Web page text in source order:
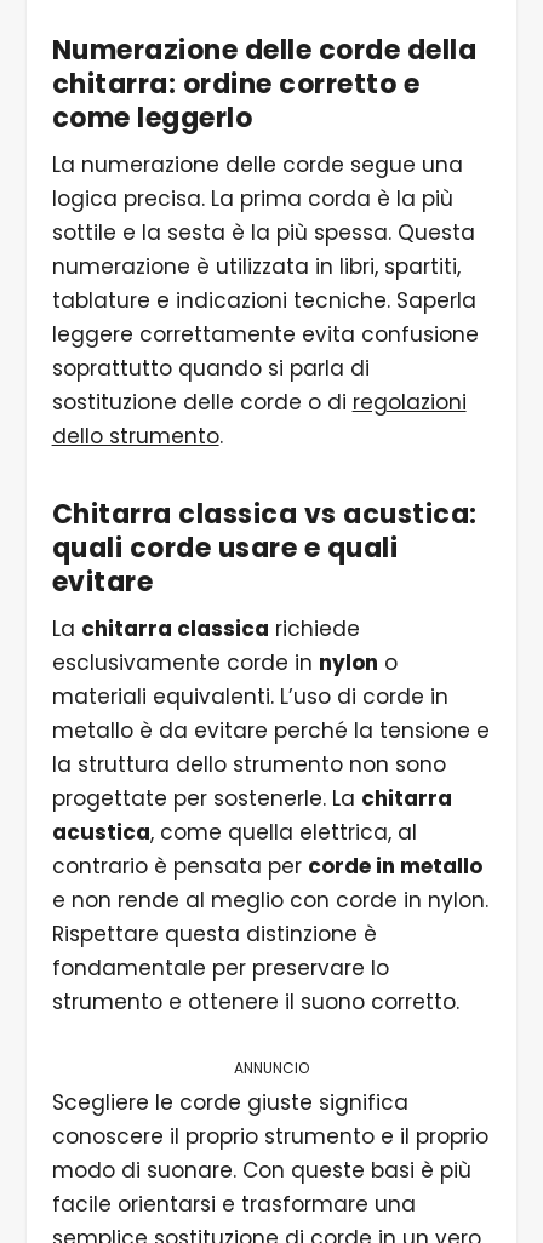
Numerazione delle corde della
chitarra: ordine corretto e
come leggerlo
La numerazione delle corde segue una
logica precisa. La prima corda è la più
sottile e la sesta è la più spessa. Questa
numerazione è utilizzata in libri, spartiti,
tablature e indicazioni tecniche. Saperla
leggere correttamente evita confusione
soprattutto quando si parla di
sostituzione delle corde o di regolazioni
dello strumento.
Chitarra classica vs acustica:
quali corde usare e quali
evitare
La chitarra classica richiede
esclusivamente corde in nylon o
materiali equivalenti. L’uso di corde in
metallo è da evitare perché la tensione e
la struttura dello strumento non sono
progettate per sostenerle. La chitarra
acustica, come quella elettrica, al
contrario è pensata per corde in metallo
e non rende al meglio con corde in nylon.
Rispettare questa distinzione è
fondamentale per preservare lo
strumento e ottenere il suono corretto.
ANNUNCIO
Scegliere le corde giuste significa
conoscere il proprio strumento e il proprio
modo di suonare. Con queste basi è più
facile orientarsi e trasformare una